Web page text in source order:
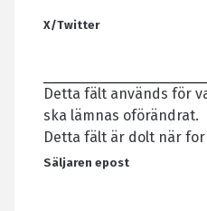
X/Twitter
Detta fält används för
ska lämnas oförändrat.
Detta fält är dolt när
Säljaren epost